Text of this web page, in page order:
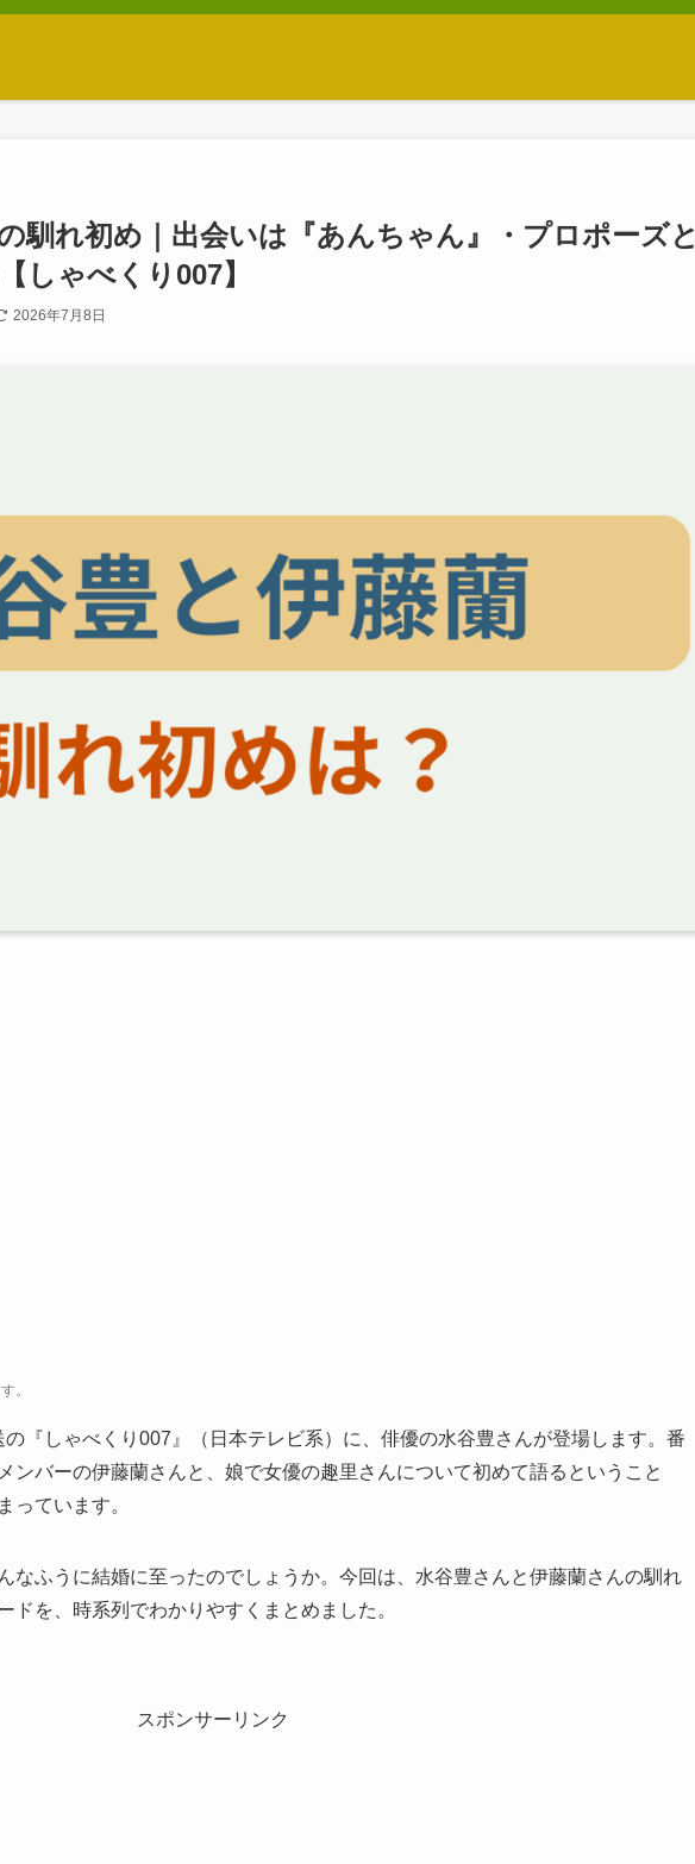
馴れ初め｜出会いは『あんちゃん』・プロポーズと
しゃべくり007】
2026年7月8日
。
『しゃべくり007』（日本テレビ系）に、俳優の水谷豊さんが登場します。番
ンバーの伊藤蘭さんと、娘で女優の趣里さんについて初めて語るということ
っています。
なふうに結婚に至ったのでしょうか。今回は、水谷豊さんと伊藤蘭さんの馴れ
ドを、時系列でわかりやすくまとめました。
スポンサーリンク